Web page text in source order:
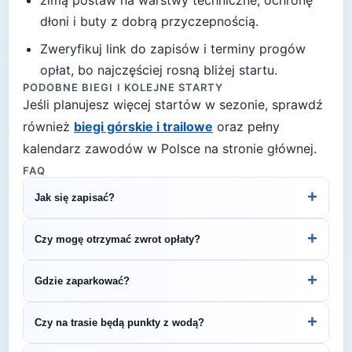
dłoni i buty z dobrą przyczepnością.
Zweryfikuj link do zapisów i terminy progów
opłat, bo najczęściej rosną bliżej startu.
PODOBNE BIEGI I KOLEJNE STARTY
Jeśli planujesz więcej startów w sezonie, sprawdź
również biegi górskie i trailowe oraz pełny
kalendarz zawodów w Polsce na stronie głównej.
FAQ
Jak się zapisać? +
przejść do strony organizatora z formularzem
rejestracyjnym.
Czy mogę otrzymać zwrot opłaty? +
regulamin biegu lub skontaktuj się z
organizatorem.
Gdzie zaparkować? +
— szczegóły znajdziesz w opisie biegu lub na
stronie organizatora.
Czy na trasie będą punkty z wodą? +